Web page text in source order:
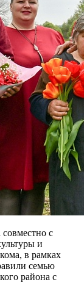
совместно с
и
в рамках
семью
района с